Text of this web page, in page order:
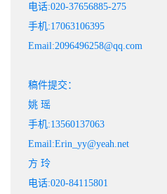
电话:020-37656885-275
手机:17063106395
Email:2096496258@qq.com
稿件提交：
姚 瑶
手机:13560137063
Email:Erin_yy@yeah.net
方 玲
电话:020-84115801